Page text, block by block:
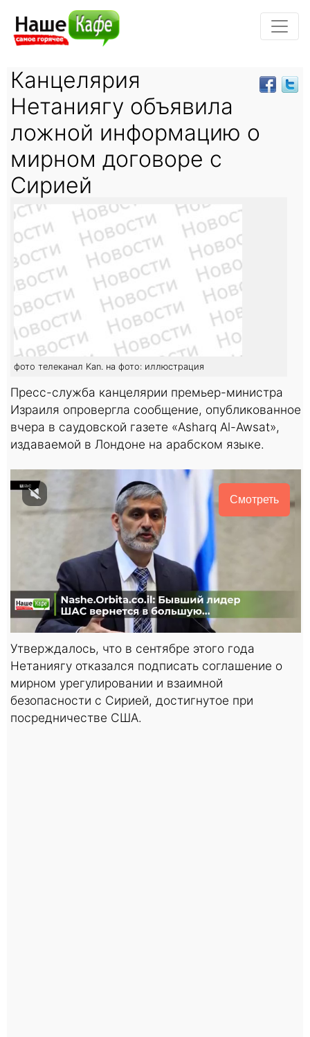
Канцелярия
Нетаниягу объявила
ложной информацию о
мирном договоре с
Сирией
фото телеканал Kan. на фото: иллюстрация
Пресс-служба канцелярии премьер-министра
Израиля опровергла сообщение, опубликованное
вчера в саудовской газете «Asharq Al-Awsat»,
издаваемой в Лондоне на арабском языке.
Смотреть
Утверждалось, что в сентябре этого года
Нетаниягу отказался подписать соглашение о
мирном урегулировании и взаимной
безопасности с Сирией, достигнутое при
посредничестве США.